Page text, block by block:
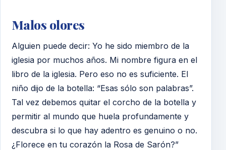
Malos olores
Alguien puede decir: Yo he sido miembro de la
iglesia por muchos años. Mi nombre figura en el
libro de la iglesia. Pero eso no es suficiente. El
niño dijo de la botella: “Esas sólo son palabras”.
Tal vez debemos quitar el corcho de la botella y
permitir al mundo que huela profundamente y
descubra si lo que hay adentro es genuino o no.
¿Florece en tu corazón la Rosa de Sarón?”